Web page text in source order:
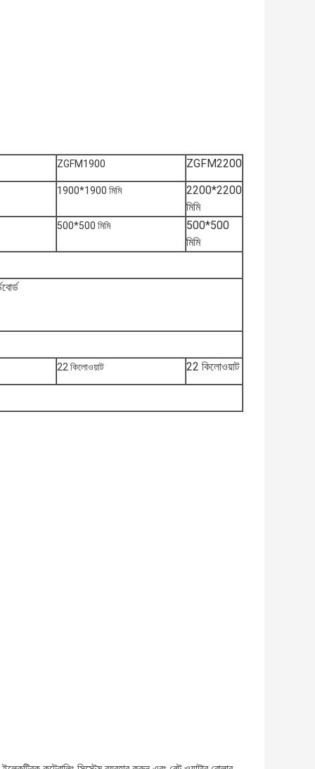
ZGFM1900 ZGFM2200
1900*1900 মিমি
2200*2200
মিমি
500*500 মিমি
500*500
মিমি
22 কিলোওয়াট 22 কিলোওয়াট